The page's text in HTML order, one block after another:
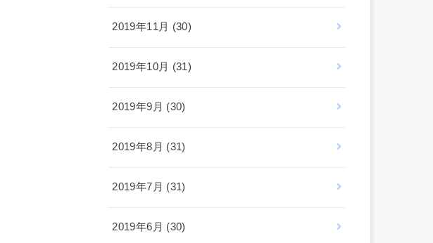
2019年11月 (30)
2019年10月 (31)
2019年9月 (30)
2019年8月 (31)
2019年7月 (31)
2019年6月 (30)